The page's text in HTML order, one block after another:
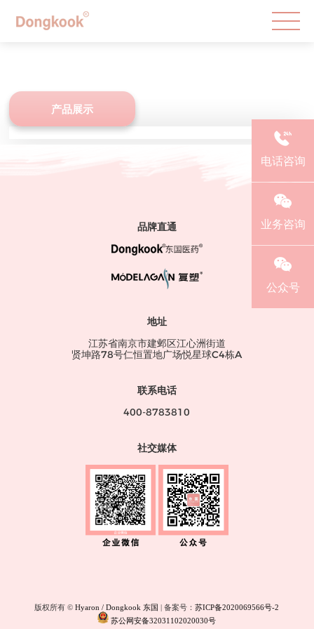
产品展示
品牌直通
地址
江苏省南京市建邺区江心洲街道
贤坤路78号仁恒置地广场悦星球C4栋A
联系电话
400-8783810
社交媒体
版权所有 ©Hyaron / Dongkook 东国 | 备案号：苏ICP备2020069566号-2
苏公网安备32031102020030号
电话咨询
业务咨询
公众号